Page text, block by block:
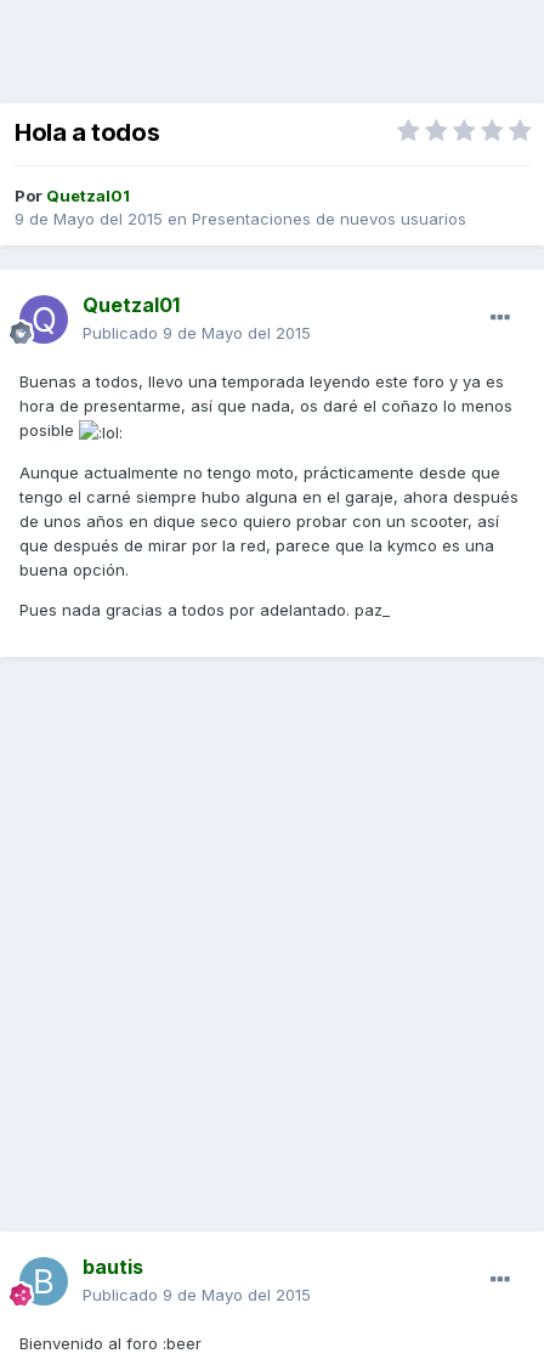
Hola a todos
Por Quetzal01
9 de Mayo del 2015 en Presentaciones de nuevos usuarios
Quetzal01
Publicado 9 de Mayo del 2015
Buenas a todos, llevo una temporada leyendo este foro y ya es
hora de presentarme, así que nada, os daré el coñazo lo menos
posible
Aunque actualmente no tengo moto, prácticamente desde que
tengo el carné siempre hubo alguna en el garaje, ahora después
de unos años en dique seco quiero probar con un scooter, así
que después de mirar por la red, parece que la kymco es una
buena opción.
Pues nada gracias a todos por adelantado. paz_
bautis
Publicado 9 de Mayo del 2015
Bienvenido al foro :beer